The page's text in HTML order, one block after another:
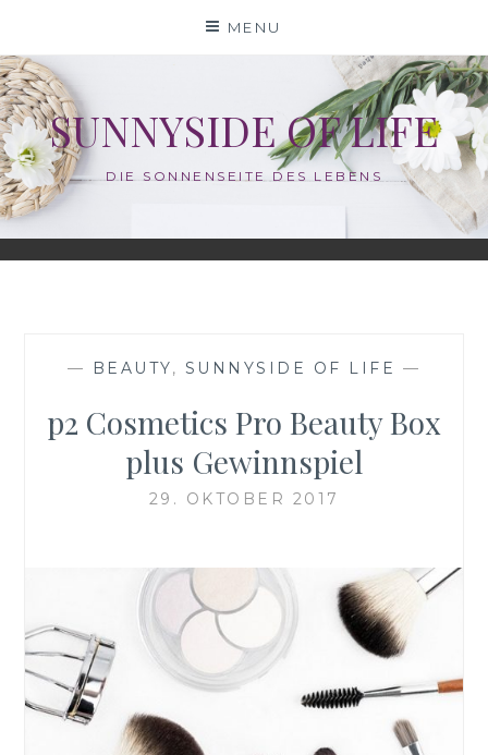
content
MENU
SUNNYSIDE OF LIFE
DIE SONNENSEITE DES LEBENS
— BEAUTY, SUNNYSIDE OF LIFE —
p2 Cosmetics Pro Beauty Box
plus Gewinnspiel
29. OKTOBER 2017